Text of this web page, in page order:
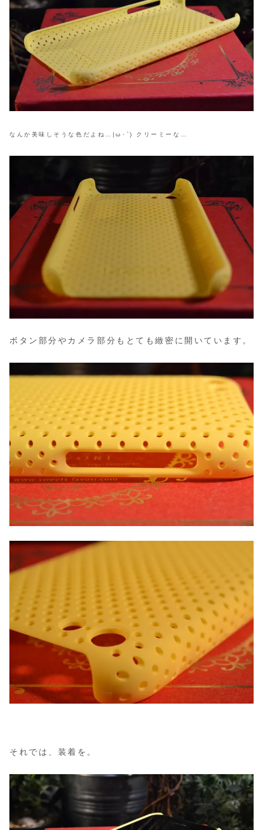
なんか美味しそうな色だよね…|ω･`) クリーミーな…
ボタン部分やカメラ部分もとても緻密に開いています。
それでは、装着を。